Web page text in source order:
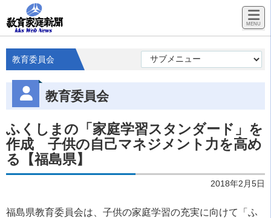
教育委員会
教育委員会
ふくしまの「家庭学習スタンダード」を
作成 子供の自己マネジメント力を高め
る【福島県】
2018年2月5日
福島県教育委員会は、子供の家庭学習の充実に向けて「ふ